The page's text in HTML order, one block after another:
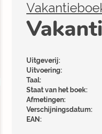
Uitgeverij:
Uitvoering:
Taal:
Staat van het boek:
Afmetingen:
Verschijningsdatum:
EAN: